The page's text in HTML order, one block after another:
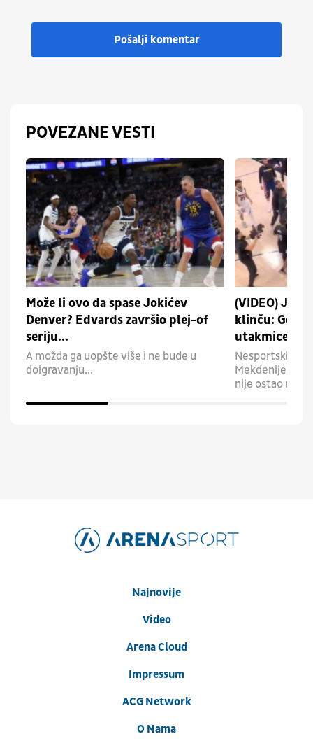
Pošalji komentar
POVEZANE VESTI
Može li ovo da spase Jokićev
Denver? Edvards završio plej-of
seriju...
A možda ga uopšte više i ne bude u
doigravanju...
(VIDEO)
klinču:
utakmice
Nesportski
Mekdenijelsa
nije ostao nem.
Najnovije
Video
Arena Cloud
Impressum
ACG Network
O Nama